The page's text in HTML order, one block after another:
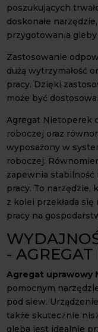
poszukujących
doskonałe
przygotowania gleby
Zastosowanie
dużą wytrzymałość
pracy. Dzięki
może być
Agregat Nietoperek
roboczej oraz
wyposażony w
roboczej.
zapewnia stabilność
pracy. To narzędzie,
z kolei przekłada
pracy na
-
Agregat uprawowy
pomocnym
pod siew.
także skutecznie
gleba jest idealnie